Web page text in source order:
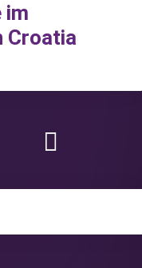
im
Croatia